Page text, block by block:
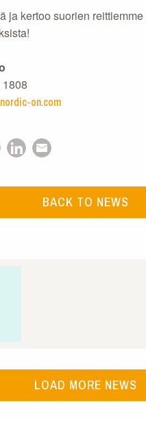
ja kertoo suorien reittiemme
on.com
BACK TO NEWS
LOAD MORE NEWS